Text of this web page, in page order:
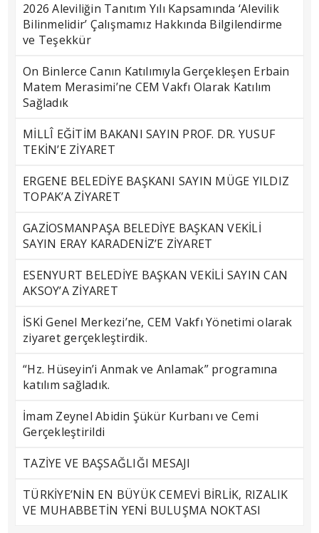
2026 Aleviliğin Tanıtım Yılı Kapsamında ‘Alevilik
Bilinmelidir’ Çalışmamız Hakkında Bilgilendirme
ve Teşekkür
On Binlerce Canın Katılımıyla Gerçekleşen Erbain
Matem Merasimi’ne CEM Vakfı Olarak Katılım
Sağladık
MİLLÎ EĞİTİM BAKANI SAYIN PROF. DR. YUSUF
TEKİN’E ZİYARET
ERGENE BELEDİYE BAŞKANI SAYIN MÜGE YILDIZ
TOPAK’A ZİYARET
GAZİOSMANPAŞA BELEDİYE BAŞKAN VEKİLİ
SAYIN ERAY KARADENİZ’E ZİYARET
ESENYURT BELEDİYE BAŞKAN VEKİLİ SAYIN CAN
AKSOY’A ZİYARET
İSKİ Genel Merkezi’ne, CEM Vakfı Yönetimi olarak
ziyaret gerçekleştirdik.
“Hz. Hüseyin’i Anmak ve Anlamak” programına
katılım sağladık.
İmam Zeynel Abidin Şükür Kurbanı ve Cemi
Gerçekleştirildi
TAZİYE VE BAŞSAĞLIĞI MESAJI
TÜRKİYE’NİN EN BÜYÜK CEMEVİ BİRLİK, RIZALIK
VE MUHABBETİN YENİ BULUŞMA NOKTASI